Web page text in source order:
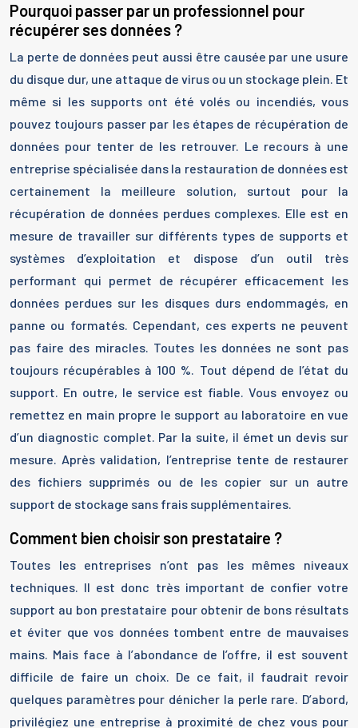
Pourquoi passer par un professionnel pour
récupérer ses données ?
La perte de données peut aussi être causée par une usure
du disque dur, une attaque de virus ou un stockage plein. Et
même si les supports ont été volés ou incendiés, vous
pouvez toujours passer par les étapes de récupération de
données pour tenter de les retrouver. Le recours à une
entreprise spécialisée dans la restauration de données est
certainement la meilleure solution, surtout pour la
récupération de données perdues complexes. Elle est en
mesure de travailler sur différents types de supports et
systèmes d’exploitation et dispose d’un outil très
performant qui permet de récupérer efficacement les
données perdues sur les disques durs endommagés, en
panne ou formatés. Cependant, ces experts ne peuvent
pas faire des miracles. Toutes les données ne sont pas
toujours récupérables à 100 %. Tout dépend de l’état du
support. En outre, le service est fiable. Vous envoyez ou
remettez en main propre le support au laboratoire en vue
d’un diagnostic complet. Par la suite, il émet un devis sur
mesure. Après validation, l’entreprise tente de restaurer
des fichiers supprimés ou de les copier sur un autre
support de stockage sans frais supplémentaires.
Comment bien choisir son prestataire ?
Toutes les entreprises n’ont pas les mêmes niveaux
techniques. Il est donc très important de confier votre
support au bon prestataire pour obtenir de bons résultats
et éviter que vos données tombent entre de mauvaises
mains. Mais face à l’abondance de l’offre, il est souvent
difficile de faire un choix. De ce fait, il faudrait revoir
quelques paramètres pour dénicher la perle rare. D’abord,
privilégiez une entreprise à proximité de chez vous pour